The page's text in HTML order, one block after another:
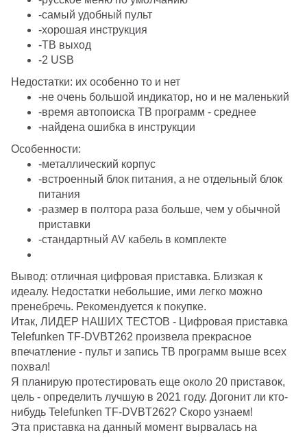
-самый удобный пульт
-хорошая инструкция
-ТВ выход
-2 USB
Недостатки: их особенно то и нет
-не очень большой индикатор, но и не маленький
-время автопоиска ТВ программ - среднее
-найдена ошибка в инструкции
Особенности:
-металлический корпус
-встроенный блок питания, а не отдельный блок
питания
-размер в полтора раза больше, чем у обычной
приставки
-стандартный AV кабель в комплекте
Вывод: отличная цифровая приставка. Близкая к
идеалу. Недостатки небольшие, ими легко можно
пренебречь. Рекомендуется к покупке.
Итак, ЛИДЕР НАШИХ ТЕСТОВ - Цифровая приставка
Telefunken TF-DVBT262 произвела прекрасное
впечатление - пульт и запись ТВ программ выше всех
похвал!
Я планирую протестировать еще около 20 приставок,
цель - определить лучшую в 2021 году. Догонит ли кто-
нибудь Telefunken TF-DVBT262? Скоро узнаем!
Эта приставка на данный момент вырвалась на